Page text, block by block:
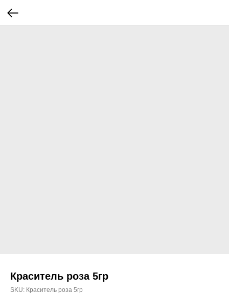
Краситель роза 5гр
SKU: Краситель роза 5гр